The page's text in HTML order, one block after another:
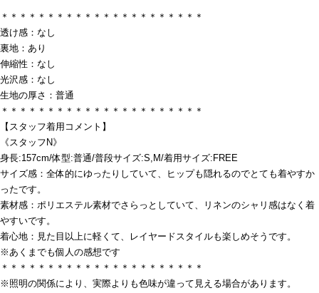
＊＊＊＊＊＊＊＊＊＊＊＊＊＊＊＊＊＊＊＊＊＊
透け感：なし
裏地：あり
伸縮性：なし
光沢感：なし
生地の厚さ：普通
＊＊＊＊＊＊＊＊＊＊＊＊＊＊＊＊＊＊＊＊＊＊
【スタッフ着用コメント】
《スタッフN》
身長:157cm/体型:普通/普段サイズ:S,M/着用サイズ:FREE
サイズ感：全体的にゆったりしていて、ヒップも隠れるのでとても着やすか
ったです。
素材感：ポリエステル素材でさらっとしていて、リネンのシャリ感はなく着
やすいです。
着心地：見た目以上に軽くて、レイヤードスタイルも楽しめそうです。
※あくまでも個人の感想です
＊＊＊＊＊＊＊＊＊＊＊＊＊＊＊＊＊＊＊＊＊＊
※照明の関係により、実際よりも色味が違って見える場合があります。